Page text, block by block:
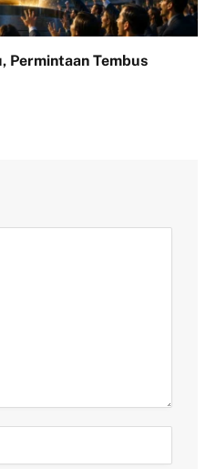
Permintaan Tembus